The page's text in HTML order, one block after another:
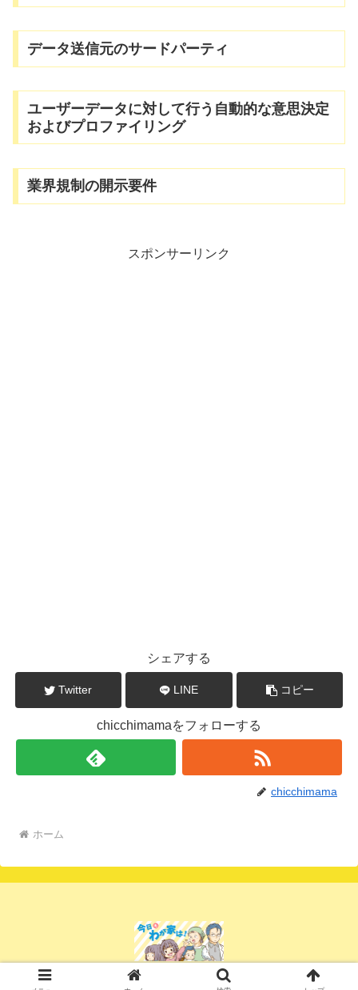
データ送信元のサードパーティ
ユーザーデータに対して行う自動的な意思決定
およびプロファイリング
業界規制の開示要件
スポンサーリンク
シェアする
Twitter LINE コピー
chicchimamaをフォローする
chicchimama
ホーム
© 2023 チッチママ.